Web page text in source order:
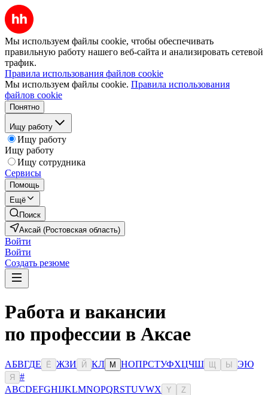
Мы используем файлы cookie, чтобы обеспечивать
правильную работу нашего веб-сайта и анализировать сетевой
трафик.
Правила использования файлов cookie
Мы используем файлы cookie. Правила использования
файлов cookie
Понятно
Ищу работу
Ищу работу
Ищу работу
Ищу сотрудника
Сервисы
Помощь
Ещё
Поиск
Аксай (Ростовская область)
Войти
Войти
Создать резюме
Работа и вакансии
по профессии в Аксае
АБВГДЕ Ё ЖЗИ Й КЛ М НОПРСТУФХЦЧШ Ы ЭЮ
Я
#
ABCDEFGHIJKLMNOPQRSTUVWX Y Z